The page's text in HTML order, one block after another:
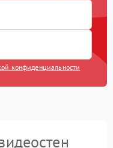
конфиденциальности